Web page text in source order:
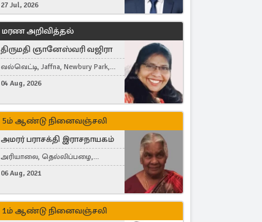
27 Jul, 2026
மரண அறிவித்தல்
திருமதி ஞானேஸ்வரி வஜிரா
வல்வெட்டி, Jaffna, Newbury Park,
United Kingdom
04 Aug, 2026
5ம் ஆண்டு நினைவஞ்சலி
அமரர் பராசக்தி இராசநாயகம்
அரியாலை, தெல்லிப்பழை,
Montreal, Canada
06 Aug, 2021
1ம் ஆண்டு நினைவஞ்சலி